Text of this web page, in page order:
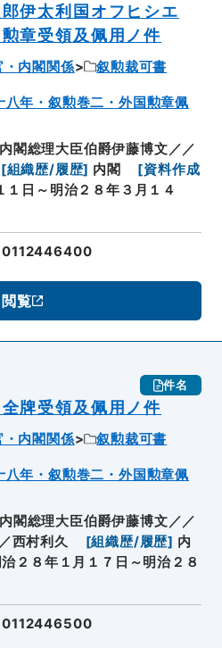
伊太利国オフヒシエ
章受領及佩用ノ件
・内閣関係
叙勲裁可書
年・叙勲巻二・外国勲章佩
内閣総理大臣伯爵伊藤博文／／
[組織歴/履歴] 内閣 [資料作成
１日～明治２８年３月１４
閲覧
件名
牌受領及佩用ノ件
・内閣関係
叙勲裁可書
年・叙勲巻二・外国勲章佩
内閣総理大臣伯爵伊藤博文／／
西村利久
[組織歴/履歴] 内
治２８年１月１７日～明治２８